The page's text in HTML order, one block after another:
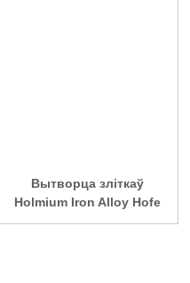
Вытворца зліткаў
Holmium Iron Alloy Hofe